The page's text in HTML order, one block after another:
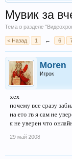
Мувик за
Тема в разделе "
< Назад 1 ← 6
Moren
Игрок
хех
почему все сразу
на ето гв я сам не
я не уверен что
29 май 2008